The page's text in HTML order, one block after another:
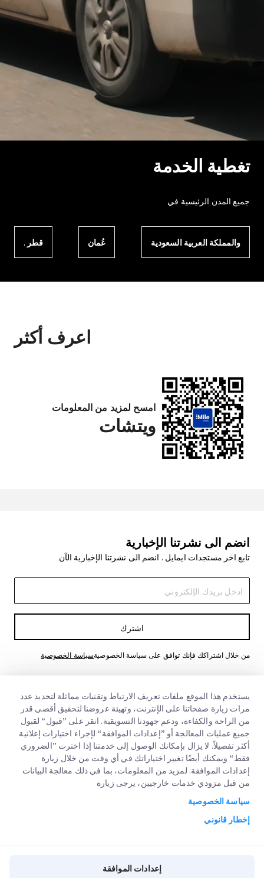
تغطية الخدمة
جميع المدن الرئيسية في
والمملكة العربية السعودية عُمان قطر .
اعرف أكثر
امسح لمزيد من المعلومات
ويتشات
انضم الى نشرتنا الإخبارية
تابع اخر مستجدات ايمايل . انضم الى نشرتنا الإخبارية الآن
اشترك
من خلال اشتراكك فإنك توافق على سياسة الخصوصيةسياسة الخصوصية
روابط سريعة
مواقع مكاتبنا
طلب عرض اسعار
الشركات الكبرى
عنا
خدماتنا
يستخدم هذا الموقع ملفات تعريف الارتباط وتقنيات مماثلة لتحديد عدد
مرات زيارة صفحاتنا على الإنترنت، وتهيئة عروضنا لتحقيق أقصى قدر
من الراحة والكفاءة، ودعم جهودنا التسويقية. انقر على ”قبول“ لقبول
جميع عمليات المعالجة أو ”إعدادات الموافقة“ لإجراء اختيارات إعلانية
أكثر تفصيلاً. لا يزال بإمكانك الوصول إلى خدمتنا إذا اخترت ”الضروري
فقط“ ويمكنك أيضًا تغيير اختياراتك في أي وقت من خلال زيارة
إعدادات الموافقة. لمزيد من المعلومات، بما في ذلك معالجة البيانات
من قبل مزودي خدمات خارجيين، يرجى زيارة
سياسة الخصوصية
إخطار قانوني
إعدادات الموافقة